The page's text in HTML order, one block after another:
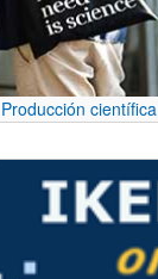
Producción científica